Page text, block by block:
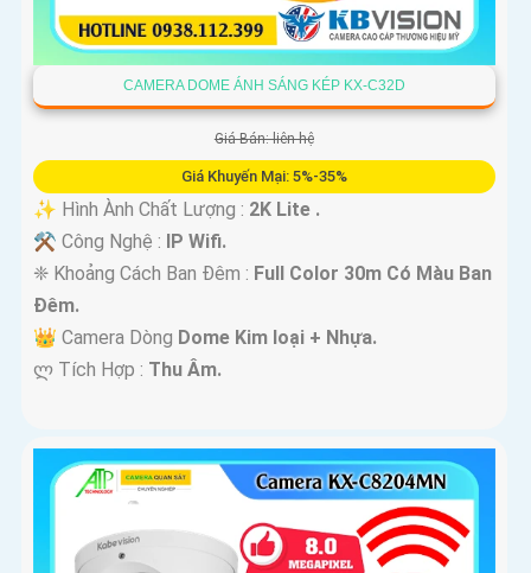
CAMERA DOME ÁNH SÁNG KÉP KX-C32D
Giá Bán: liên hệ
Giá Khuyến Mại: 5%-35%
✨ Hình Ành Chất Lượng : 2K Lite .
⚒ Công Nghệ : IP Wifi.
❈ Khoảng Cách Ban Đêm : Full Color 30m Có Màu Ban
Ðêm.
👑 Camera Dòng Dome Kim loại + Nhựa.
️ლ Tích Hợp : Thu Âm.